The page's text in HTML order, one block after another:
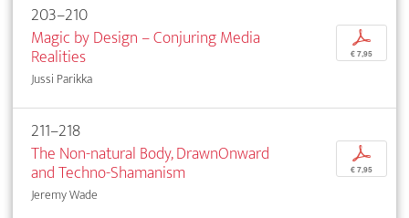
203–210
Magic by Design – Conjuring Media
Realities
Jussi Parikka
p
€ 7,95
211–218
The Non-natural Body, DrawnOnward
and Techno-Shamanism
Jeremy Wade
p
€ 7,95